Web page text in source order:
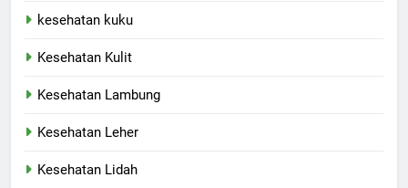
kesehatan kuku
Kesehatan Kulit
Kesehatan Lambung
Kesehatan Leher
Kesehatan Lidah